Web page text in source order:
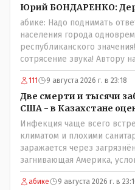
будет. Необходимо
органов: 1. Управление
регулирования
их епархия; 2. Экологи
Госаудит и прокуратура -
расходования бюджетных
не нуждающихся в таковой;
нецелевого расходования
*экспертам" недоступно
городе должны быть. Это:
шумоизоляция в
тень и прохлада. Ну и в
смотрится куда приятней
джунглях. Может пора
отношение к
Юрий БОНДАРЕНКО:
абике: Надо поднимать
населения города
республиканского
сотрясение звука! Автору
необходимо самому
разобраться прежде чем
население города!Согласен
111 9 августа 2026 г. в 23:18
Две смерти и тысячи
США - в Казахстане
Инфекция чаще всего
климатом и плохими
заражается через
загнивающая Америка,
грязная вода, отсутствие
мигранты и прочее.. Лучше
абике 9 августа 2026 г. в